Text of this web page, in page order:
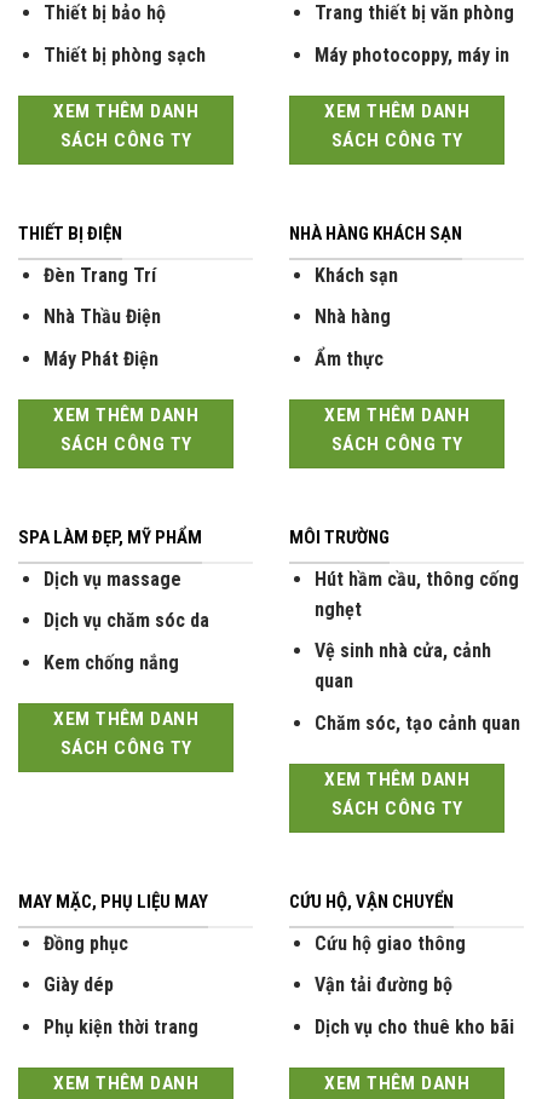
Thiết bị bảo hộ
Thiết bị phòng sạch
XEM THÊM DANH
SÁCH CÔNG TY
Trang thiết bị văn phòng
Máy photocoppy, máy in
XEM THÊM DANH
SÁCH CÔNG TY
THIẾT BỊ ĐIỆN
Đèn Trang Trí
Nhà Thầu Điện
Máy Phát Điện
XEM THÊM DANH
SÁCH CÔNG TY
NHÀ HÀNG KHÁCH SẠN
Khách sạn
Nhà hàng
Ẩm thực
XEM THÊM DANH
SÁCH CÔNG TY
SPA LÀM ĐẸP, MỸ PHẨM
Dịch vụ massage
Dịch vụ chăm sóc da
Kem chống nắng
XEM THÊM DANH
SÁCH CÔNG TY
MÔI TRƯỜNG
Hút hầm cầu, thông cống
nghẹt
Vệ sinh nhà cửa, cảnh
quan
Chăm sóc, tạo cảnh quan
XEM THÊM DANH
SÁCH CÔNG TY
MAY MẶC, PHỤ LIỆU MAY
Đồng phục
Giày dép
Phụ kiện thời trang
XEM THÊM DANH
CỨU HỘ, VẬN CHUYỂN
Cứu hộ giao thông
Vận tải đường bộ
Dịch vụ cho thuê kho bãi
XEM THÊM DANH